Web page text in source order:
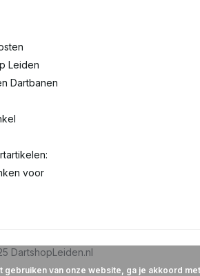
Leiden
Dartbanen
voor
gebruiken van onze website, ga je akkoord